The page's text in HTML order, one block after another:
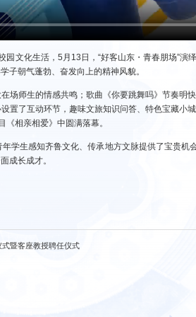
文化生活，5月13日，“好客山东・青春朋场”
子朝气蓬勃、奋发向上的精神风貌。
场师生的情感共鸣；歌曲《你要跳舞吗》节奏明
置了互动环节，趣味文旅知识问答、特色宝藏小
《相亲相爱》中圆满落幕。
生感知齐鲁文化、传承地方文脉提供了宝贵机
成长成才。
暨客座教授聘任仪式